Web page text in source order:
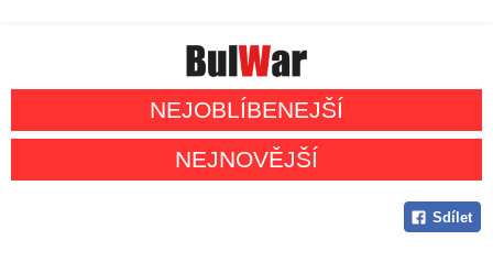
NEJOBLÍBENEJŠÍ
NEJNOVĚJŠÍ
Sdílet